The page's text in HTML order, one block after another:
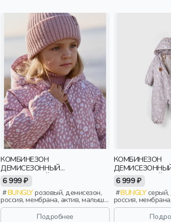
КОМБИНЕЗОН
ДЕМИСЕЗОННЫЙ
МЕМБРАННЫЙ "СОЛНЕЧНЫЕ
ЗАЙЧИКИ - РОЗОВЫЙ" 0+
6 999 ₽
BUNGLYрозовый, демисезон,
россия, мембрана, актив, малыши,
дети
Подробнее
КОМБИНЕЗОН
МЕМБРАННЫЙ
ЗАЙЧИКИ -
6 999 ₽
BUNGLYсерый, демисезон,
россия,
дети